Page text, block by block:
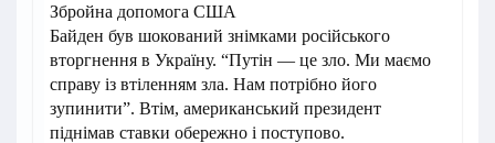
Збройна допомога США
Байден був шокований знімками російського
вторгнення в Україну. “Путін — це зло. Ми маємо
справу із втіленням зла. Нам потрібно його
зупинити”. Втім, американський президент
піднімав ставки обережно і поступово.